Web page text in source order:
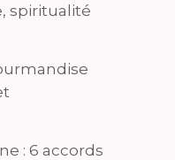
spiritualité
: 6 accords